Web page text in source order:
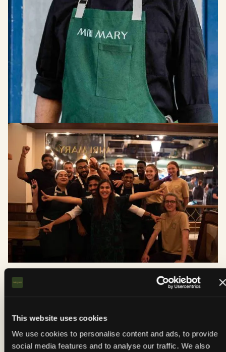
This website uses cookies
We use cookies to personalise content and ads, to provide
social media features and to analyse our traffic. We also
OFFENE POSITIONEN
Werden Sie Teil eines dynamischen Teams in
einem indischen Restaurant, wo Ihre kulinarische
Barkeeper